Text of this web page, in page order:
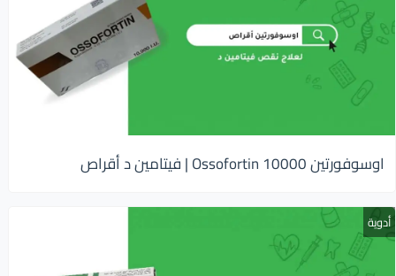
اوسوفورتين 10000 Ossofortin | فيتامين د أقراص
أدوية